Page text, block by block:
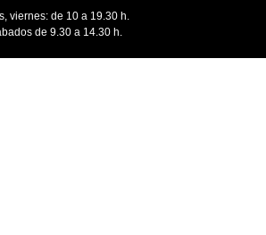
viernes: de 10 a 19.30 h.
de 9.30 a 14.30 h.